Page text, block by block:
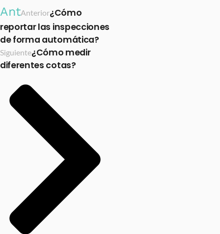
AntAnterior¿Cómo
reportar las inspecciones
de forma automática?
Siguiente¿Cómo medir
diferentes cotas?